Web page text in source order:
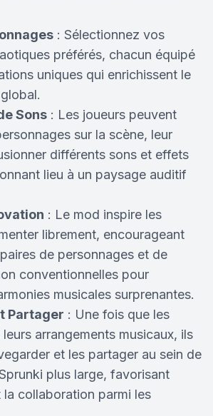
: Sélectionnez vos
préférés, chacun équipé
uniques qui enrichissent le
Sons : Les joueurs peuvent
sur la scène, leur
différents sons et effets
lieu à un paysage auditif
: Le mod inspire les
librement, encourageant
de personnages et de
conventionnelles pour
musicales surprenantes.
Partager : Une fois que les
arrangements musicaux, ils
et les partager au sein de
plus large, favorisant
collaboration parmi les